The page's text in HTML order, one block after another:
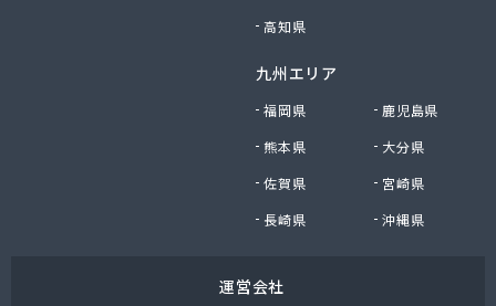
株式会社油直 オートガススタンド
高知県
九州エリア
福岡県
鹿児島県
熊本県
大分県
佐賀県
宮崎県
長崎県
沖縄県
運営会社